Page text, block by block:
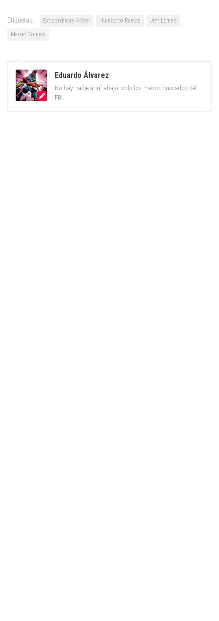
Etiquetas: Extraordinary X-Men Humberto Ramos
Jeff Lemire
Marvel Comics
Eduardo Álvarez
No hay nadie aquí abajo, solo los menos buscados del
FBI.